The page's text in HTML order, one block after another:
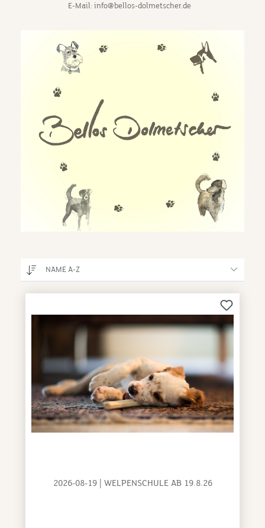
E-Mail: info@bellos-dolmetscher.de
NAME A-Z
2026-08-19 | WELPENSCHULE AB 19.8.26